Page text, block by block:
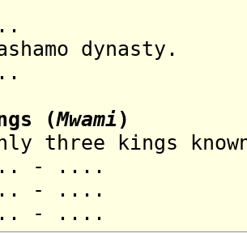
Ndorwa
dynasty.
(Mwami )
three kings
-
-
-